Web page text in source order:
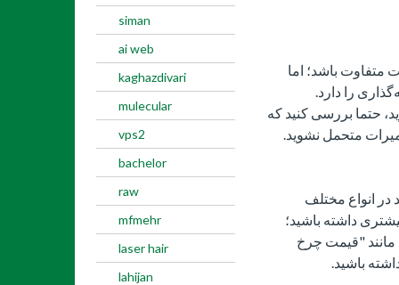
siman
ai web
kaghazdivari
mulecular
vps2
bachelor
raw
mfmehr
laser hair
lahijan
باشد؛ اما
را دارد.
حتما بررسی کنید که
متحمل نشوید.
در انواع مختلف
داشته باشید؛
مانند "قیمت چرخ
باشید.